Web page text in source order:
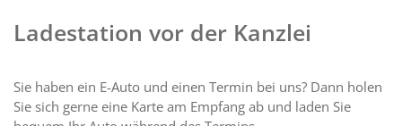
Ladestation vor der Kanzlei
Sie haben ein E-Auto und einen Termin bei uns? Dann holen
Sie sich gerne eine Karte am Empfang ab und laden Sie